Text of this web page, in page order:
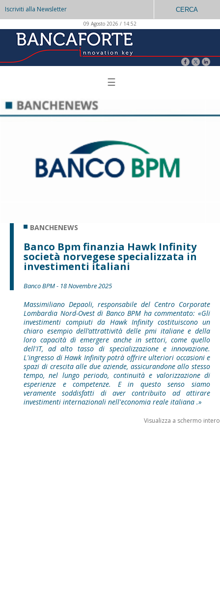
Iscriviti alla Newsletter CERCA
09 Agosto 2026 / 14:52
☰
BANCHENEWS
Banco Bpm finanzia Hawk Infinity
società norvegese specializzata in
investimenti italiani
Banco BPM - 18 Novembre 2025
Massimiliano Depaoli, responsabile del Centro Corporate
Lombardia Nord-Ovest di Banco BPM ha commentato: «Gli
investimenti compiuti da Hawk Infinity costituiscono un
chiaro esempio dell’attrattività delle pmi italiane e della
loro capacità di emergere anche in settori, come quello
dell'IT, ad alto tasso di specializzazione e innovazione.
L'ingresso di Hawk Infinity potrà offrire ulteriori occasioni e
spazi di crescita alle due aziende, assicurandone allo stesso
tempo, nel lungo periodo, continuità e valorizzazione di
esperienze e competenze. E in questo senso siamo
veramente soddisfatti di aver contribuito ad attirare
investimenti internazionali nell'economia reale italiana .»
Visualizza a schermo intero